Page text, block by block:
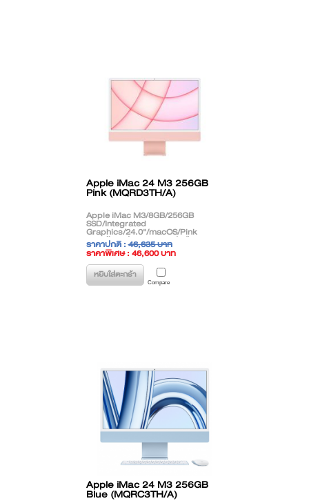
Apple iMac 24 M3 256GB
Pink (MQRD3TH/A)
Apple iMac M3/8GB/256GB
SSD/Integrated
Graphics/24.0"/macOS/Pink
**สินค้าตกรุ่น (EOL) ติดต่อฝ่ายขาย
เพื่อแนะนำรุ่นทดแทน**
ราคาปกติ :46,635 บาท
ราคาพิเศษ : 46,600 บาท
( ราคาไม่รวมภาษี )
หยิบใส่ตะกร้า
Compare
Apple iMac 24 M3 256GB
Blue (MQRC3TH/A)